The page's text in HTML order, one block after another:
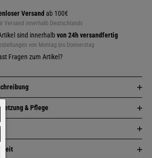
Versand ab 100€
Versand innerhalb Deutschlands
sind innerhalbvon 24h versandfertig
von Montag bis Donnerstag
Fragen zum Artikel?
& Pflege